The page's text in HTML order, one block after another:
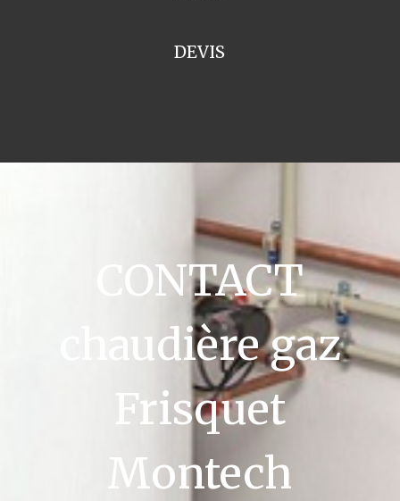
DEVIS
CONTACT
chaudière gaz
Frisquet
Montech